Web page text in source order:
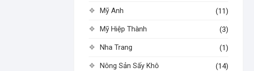
Mỹ Anh (11)
Mỹ Hiệp Thành (3)
Nha Trang (1)
Nông Sản Sấy Khô (14)